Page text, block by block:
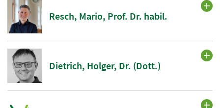
Resch, Mario, Prof. Dr. habil.
Dietrich, Holger, Dr. (Dott.)